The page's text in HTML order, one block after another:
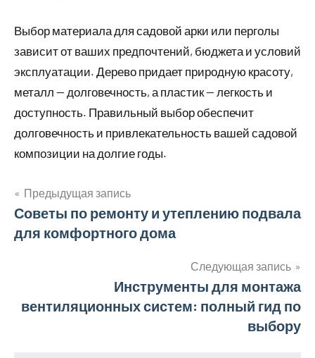
Выбор материала для садовой арки или перголы
зависит от ваших предпочтений, бюджета и условий
эксплуатации. Дерево придает природную красоту,
металл — долговечность, а пластик — легкость и
доступность. Правильный выбор обеспечит
долговечность и привлекательность вашей садовой
композиции на долгие годы.
Навигация
по
Предыдущая запись
Советы по ремонту и утеплению подвала
для комфортного дома
Следующая запись
Инструменты для монтажа
вентиляционных систем: полный гид по
выбору